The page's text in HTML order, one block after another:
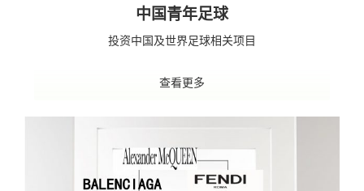
中国青年足球
投资中国及世界足球相关项目
查看更多